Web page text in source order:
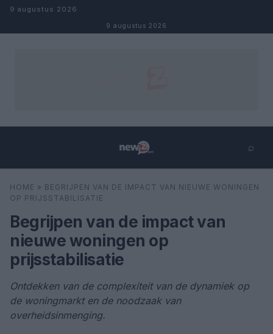
Naar inhoud
9 augustus 2026
9 augustus 2026
⌕
Zoeken ⌕ ×
HOME » BEGRIJPEN VAN DE IMPACT VAN NIEUWE WONINGEN
OP PRIJSSTABILISATIE
Begrijpen van de impact van
nieuwe woningen op
prijsstabilisatie
Ontdekken van de complexiteit van de dynamiek op
de woningmarkt en de noodzaak van
overheidsinmenging.